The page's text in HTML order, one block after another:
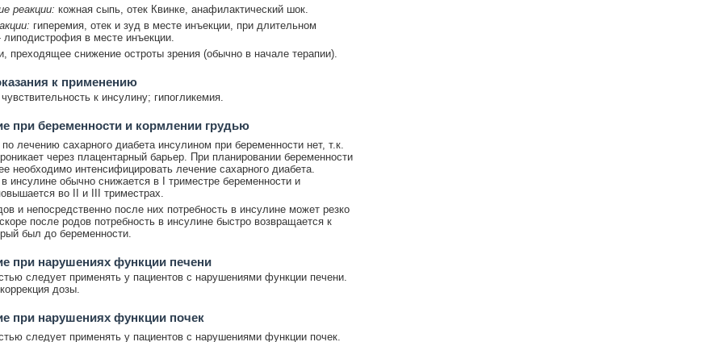
реакции: кожная сыпь, отек Квинке, анафилактический шок.
гиперемия, отек и зуд в месте инъекции, при длительном
липодистрофия в месте инъекции.
преходящее снижение остроты зрения (обычно в начале терапии).
к применению
к инсулину; гипогликемия.
при беременности и кормлении грудью
лечению сахарного диабета инсулином при беременности нет, т.к.
через плацентарный барьер. При планировании беременности
необходимо интенсифицировать лечение сахарного диабета.
в инсулине обычно снижается в I триместре беременности и
во II и III триместрах.
и непосредственно после них потребность в инсулине может резко
после родов потребность в инсулине быстро возвращается к
был до беременности.
при нарушениях функции печени
следует применять у пациентов с нарушениями функции печени.
дозы.
при нарушениях функции почек
следует применять у пациентов с нарушениями функции почек.